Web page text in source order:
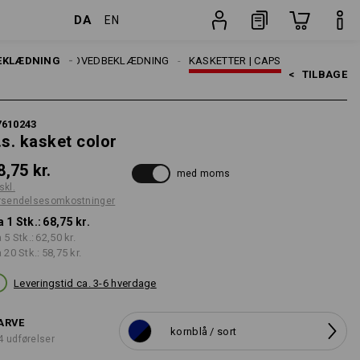
DA EN
KASKETTER | CAPS
HOVEDBEKLÆDNING
< TILBAGE
kasket color
kr.
med moms
1 Stk.: 68,75 kr.
5 Stk.: 62,50 kr.
20 Stk.: 58,75 kr.
Leveringstid ca. 3-6 hverdage
udførelser
kornblå / sort